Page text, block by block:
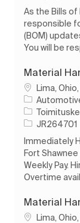
As the Bills of
responsible
(BOM)
You will be
Material
PaikkaLima,
Luokka
Työn tunnus
JR264701
Immediately
Fort
Weekly Pay.
Overtime
Material
PaikkaLima,